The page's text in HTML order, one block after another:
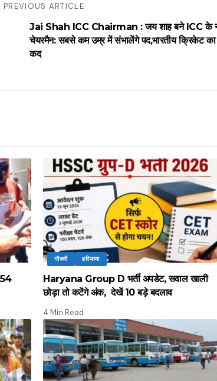
PREVIOUS ARTICLE
Jai Shah ICC Chairman : जय शाह बने ICC के
चेयरमैन: सबसे कम उम्र में संभालेंगे पद,भारतीय क्रिकेट का
कद
नौकरी हरियाणा
Haryana Group D भर्ती अपडेट, सवाल खाली
छोड़ा तो कटेंगे अंक, देखें 10 बड़े बदलाव
4 Min Read